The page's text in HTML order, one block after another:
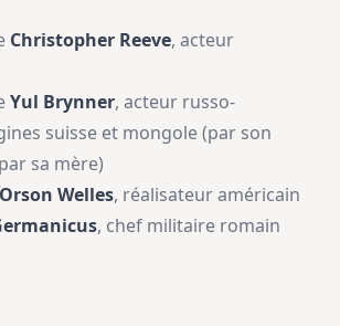
Christopher Reeve, acteur
Yul Brynner, acteur russo-
suisse et mongole (par son
sa mère)
Orson Welles, réalisateur américain
, chef militaire romain